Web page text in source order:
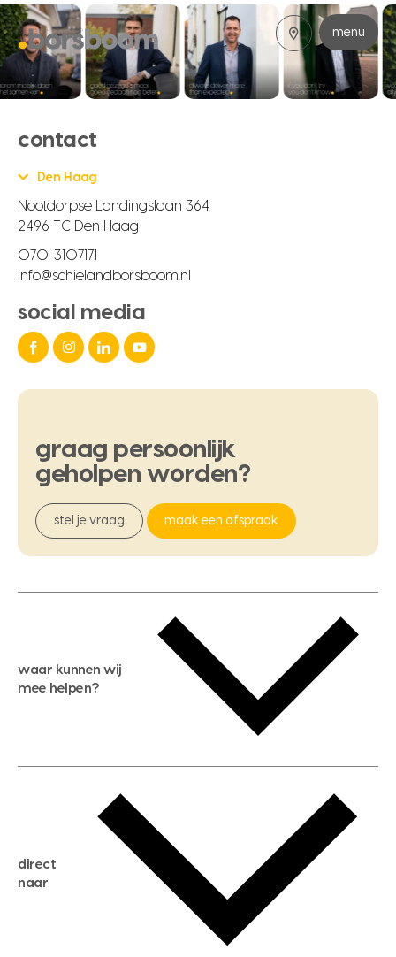
menu
contact
Den Haag
Nootdorpse Landingslaan 364
2496 TC Den Haag
070-3107171
info@schielandborsboom.nl
social media
graag persoonlijk
geholpen worden?
stel je vraag maak een afspraak
waar kunnen wij
mee helpen?
gratis zoekservice
huis verkopen
huis kopen
direct
naar